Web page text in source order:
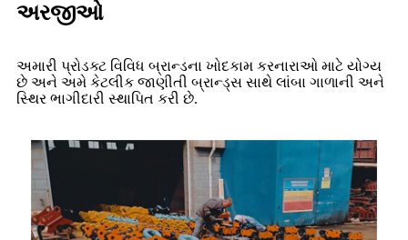
અરજીઓ
અમારી પ્રોડક્ટ વિવિધ બ્રાન્ડના ખોદકામ કરનારાઓ માટે યોગ્ય
છે અને અમે કેટલીક જાણીતી બ્રાન્ડ્સ સાથે લાંબા ગાળાની અને
સ્થિર ભાગીદારી સ્થાપિત કરી છે.